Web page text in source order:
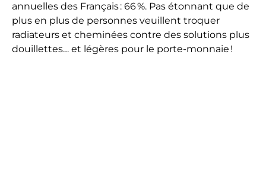
annuelles des Français : 66 %. Pas étonnant que de
plus en plus de personnes veuillent troquer
radiateurs et cheminées contre des solutions plus
douillettes… et légères pour le porte-monnaie !